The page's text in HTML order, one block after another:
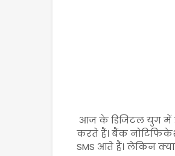
आज के डिजिटल युग में
करते हैं। बैंक
SMS आते हैं। लेकिन